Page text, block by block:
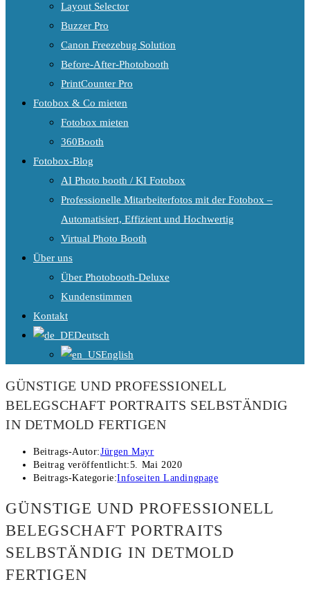
Layout Selector
Buzzer Pro
Canon Freezebug Solution
Before-After-Photobooth
PrintCounter Pro
Fotobox & Co mieten
Fotobox mieten
360Booth
Fotobox-Blog
AI Photo booth / KI Fotobox
Professionelle Mitarbeiterfotos mit der Fotobox –
Automatisiert, Effizient und Hochwertig
Virtual Photo Booth
Über uns
Über Photobooth-Deluxe
Kundenstimmen
Kontakt
Deutsch
English
GÜNSTIGE UND PROFESSIONELL
BELEGSCHAFT PORTRAITS SELBSTÄNDIG
IN DETMOLD FERTIGEN
Beitrags-Autor:Jürgen Mayr
Beitrag veröffentlicht:5. Mai 2020
Beitrags-Kategorie:Infoseiten Landingpage
GÜNSTIGE UND PROFESSIONELL
BELEGSCHAFT PORTRAITS
SELBSTÄNDIG IN DETMOLD
FERTIGEN